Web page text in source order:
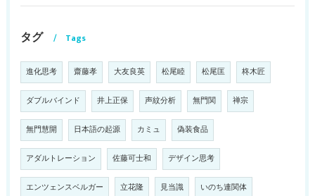
タグ Tags
進化思考 齋藤孝 大友良英 松尾睦 松尾匡 柊木匠
ダブルバインド 井上正保 声紋分析 無門関 禅宗
無門慧開 日本語の起源 カミュ 偽装食品
アダルトレーション 佐藤可士和 デザイン思考
エンツェンスベルガー 立花隆 見当識 いのち連関体